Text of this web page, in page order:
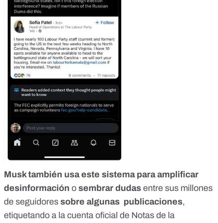
Musk también usa este sistema para amplificar
desinformación o sembrar dudas entre sus millones
de seguidores sobre algunas publicaciones,
etiquetando a la cuenta oficial de Notas de la